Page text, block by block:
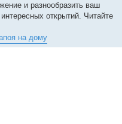
и разнообразить ваш
открытий. Читайте
на дому